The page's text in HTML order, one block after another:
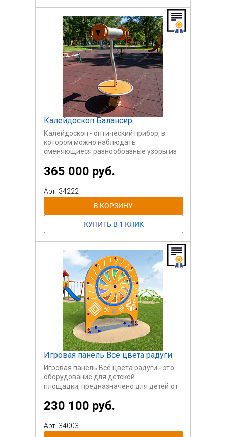
Калейдоскоп Балансир
Калейдоскоп - оптический прибор, в
котором можно наблюдать
сменяющиеся разнообразные узоры из
пространства.
В отличие от традиционных
калейдоскопов, в нем изображения
создаются встроенными зеркалами, в
которых отражается и множится
окружающая реальность.
Калейдоскоп установлен на
качающейся платформе, на которой
должен находиться пользователь.
Качание платформы обеспечивает
изменение изображений в
калейдоскопе.
365 000 руб.
Арт: 34222
Игровая панель Все цвета радуги
Игровая панель Все цвета радуги - это
оборудование для детской
площадки, предназначено для детей от
моторику и координацию рук, также
создает увлекательные
образы с двух сторон панели, развивает
воображение ребенка.
230 100 руб.
Арт: 34003